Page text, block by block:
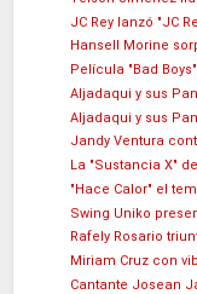
JC Rey lanzó "JC
Hansell Morine
Película "Bad
Aljadaqui y sus
Aljadaqui y sus
Jandy Ventura
La "Sustancia X"
"Hace Calor" el
Swing Uniko
Rafely Rosario
Miriam Cruz con
Cantante Josean